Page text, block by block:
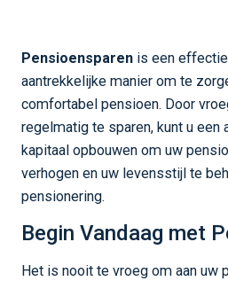
Pensioensparen is een
aantrekkelijke manier om te
comfortabel pensioen. Door
regelmatig te sparen, kunt u een
kapitaal opbouwen om uw
verhogen en uw levensstijl te
pensionering.
Begin Vandaag met
Het is nooit te vroeg om aan uw